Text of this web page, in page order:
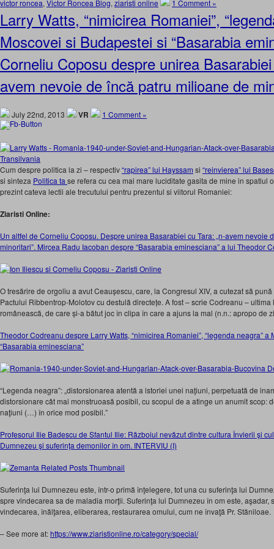
victor roncea, Victor Roncea Blog, ziaristi online 1 Comment »
Larry Watts, “nimicirea Romaniei”,
Moscovei si Budapestei si “Basarabia
Corneliu Coposu despre unirea
avem nevoie de încă patru milioane de
July 22nd, 2013 VR 1 Comment »
Cum despre politica la zi – respectiv“rapirea” lui Hayssam si “reinvierea” lui
si sinteza Politica ta se refera cu cea mai mare luciditate gasita de mine in spatiul
prezint cateva lectii ale trecutului pentru prezentul si viitorul Romaniei:
Ziaristi Online:
Un altfel de Corneliu Coposu. Despre unirea Basarabiei cu Tara: „n-avem nevoie
minoritari”. Mircea Radu Iacoban despre “Basarabia eminesciana” a lui Theodor
O tresărire de orgoliu a avut Ceaușescu, care, la Congresul XIV, a cutezat să
Pactului Ribbentrop-Molotov cu destulă directețe. A fost – scrie Codreanu –
românească, de care și-a bătut joc în clipa în care a ajuns la mal (n.n.: apropo de
Theodor Codreanu despre Larry Watts, “nimicirea Romaniei”, “legenda neagra”
“Basarabia eminesciana”
“Legenda neagra”: „distorsionarea atentă a istoriei unei naţiuni, perpetuată de
distorsionare cât mai monstruoasă posibil, cu scopul de a atinge un anumit scop:
naţiuni (…) în orice mod posibil.”
Profesorul Ilie Badescu de Sfantul Ilie: Războiul nevăzut dintre cultura Învierii şi
Dumnezeu şi suferinţa demonilor în om. INTERVIU (I)
Suferinţa lui Dumnezeu este, într-o primă înţelegere, tot una cu suferinţa lui
spre vindecarea sa de maladia morţii. Suferinţa lui Dumnezeu în om este, aşadar,
vindecarea, înălţarea, eliberarea, restaurarea omului, cum ne învaţă Pr. Stăniloae.
– See more at:https://www.ziaristionline.ro/category/special/